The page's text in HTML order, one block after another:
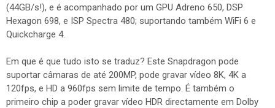
(44GB/s!), e é acompanhado por um GPU Adreno 650, DSP
Hexagon 698, e ISP Spectra 480; suportando também WiFi 6 e
Quickcharge 4.
Em que é que tudo isto se traduz? Este Snapdragon pode
suportar câmaras de até 200MP, pode gravar vídeo 8K, 4K a
120fps, e HD a 960fps sem limite de tempo. É também o
primeiro chip a poder gravar vídeo HDR directamente em Dolby